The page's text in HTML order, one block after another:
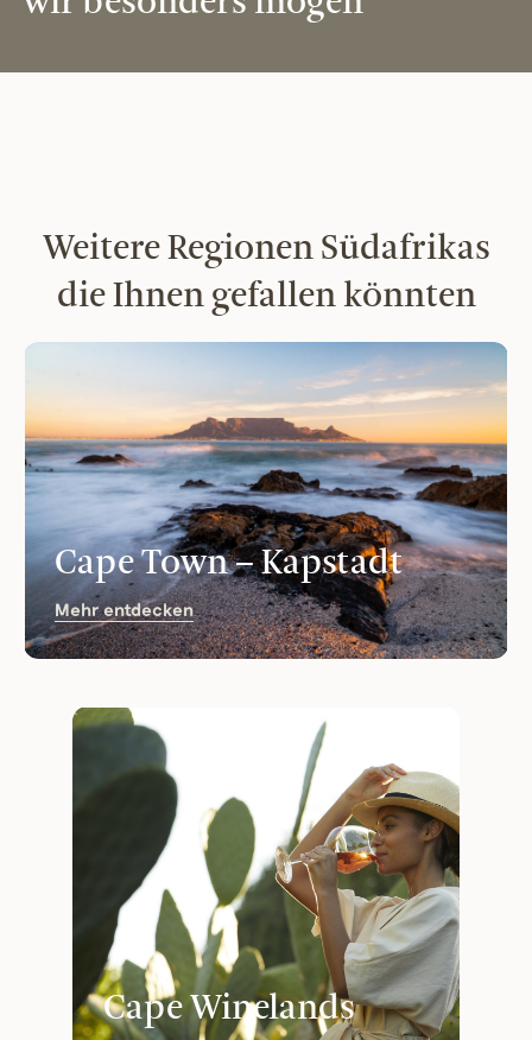
Weitere Regionen Südafrikas
die Ihnen gefallen könnten
Cape Town – Kapstadt
Mehr entdecken
Cape Winelands